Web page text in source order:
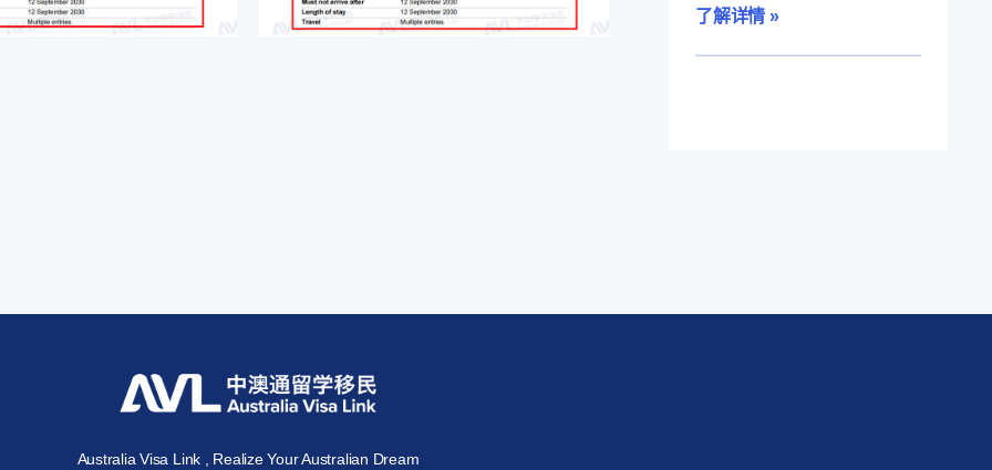
了解详情 »
Australia Visa Link , Realize Your Australian Dream